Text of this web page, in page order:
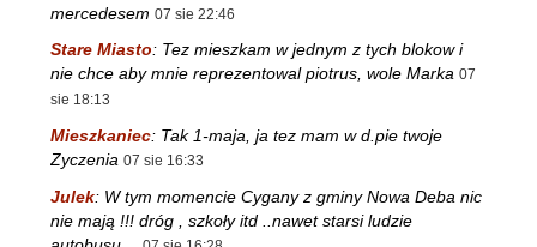
mercedesem 07 sie 22:46
Stare Miasto: Tez mieszkam w jednym z tych blokow i
nie chce aby mnie reprezentowal piotrus, wole Marka 07
sie 18:13
Mieszkaniec: Tak 1-maja, ja tez mam w d.pie twoje
Zyczenia 07 sie 16:33
Julek: W tym momencie Cygany z gminy Nowa Deba nic
nie mają !!! dróg , szkoły itd ..nawet starsi ludzie